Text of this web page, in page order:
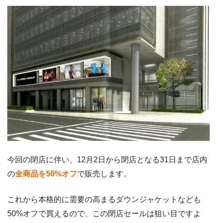
今回の閉店に伴い、12月2日から閉店となる31日まで店内
の全商品を50%オフで販売します。
これから本格的に需要の高まるダウンジャケットなども
50%オフで買えるので、この閉店セールは狙い目ですよ